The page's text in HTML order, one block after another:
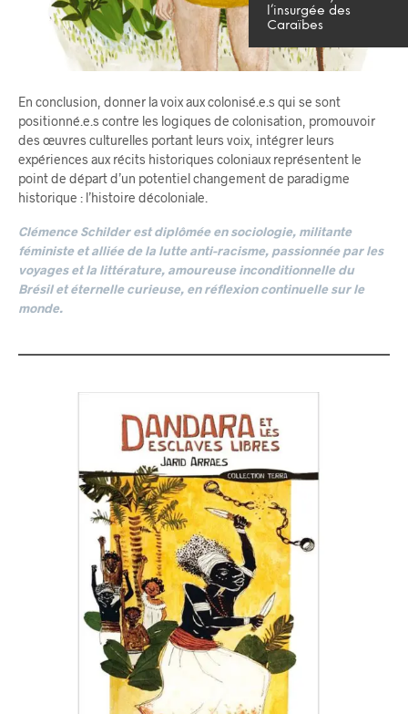
l’insurgée des
Caraïbes
En conclusion, donner la voix aux colonisé.e.s qui se sont
positionné.e.s contre les logiques de colonisation, promouvoir
des œuvres culturelles portant leurs voix, intégrer leurs
expériences aux récits historiques coloniaux représentent le
point de départ d’un potentiel changement de paradigme
historique : l’histoire décoloniale.
Clémence Schilder est diplômée en sociologie, militante
féministe et alliée de la lutte anti-racisme, passionnée par les
voyages et la littérature, amoureuse inconditionnelle du
Brésil et éternelle curieuse, en réflexion continuelle sur le
monde.